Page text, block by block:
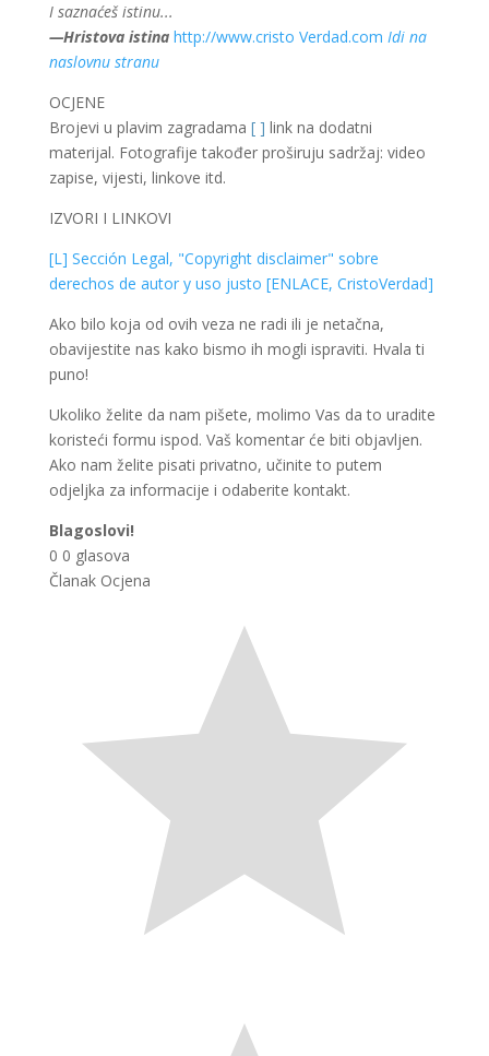
I saznaćeš istinu...
—Hristova istina http://www.cristo Verdad.com Idi na
naslovnu stranu
OCJENE
Brojevi u plavim zagradama [ ] link na dodatni
materijal. Fotografije također proširuju sadržaj: video
zapise, vijesti, linkove itd.
IZVORI I LINKOVI
[L] Sección Legal, "Copyright disclaimer" sobre
derechos de autor y uso justo [ENLACE, CristoVerdad]
Ako bilo koja od ovih veza ne radi ili je netačna,
obavijestite nas kako bismo ih mogli ispraviti. Hvala ti
puno!
Ukoliko želite da nam pišete, molimo Vas da to uradite
koristeći formu ispod. Vaš komentar će biti objavljen.
Ako nam želite pisati privatno, učinite to putem
odjeljka za informacije i odaberite kontakt.
Blagoslovi!
0 0 glasova
Članak Ocjena